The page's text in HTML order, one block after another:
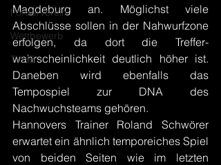
Förderverein
Wettbewerb
TVHB
Magdeburg an. Möglichst viele
Abschlüsse sollen in der Nahwurfzone
erfolgen, da dort die Treffer-
wahrscheinlichkeit deutlich höher ist.
Daneben wird ebenfalls das
Tempospiel zur DNA des
Nachwuchsteams gehören.
Hannovers Trainer Roland Schwörer
erwartet ein ähnlich temporeiches Spiel
von beiden Seiten wie im letzten